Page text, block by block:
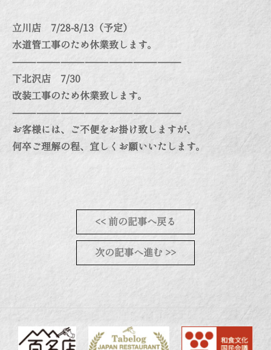
立川店 7/28-8/13（予定）
水道管工事のため休業致します。
—————————————————————
下北沢店 7/30
改装工事のため休業致します。
—————————————————————
お客様には、ご不便をお掛け致しますが、
何卒ご理解の程、宜しくお願いいたします。
<< 前の記事へ戻る
次の記事へ進む >>